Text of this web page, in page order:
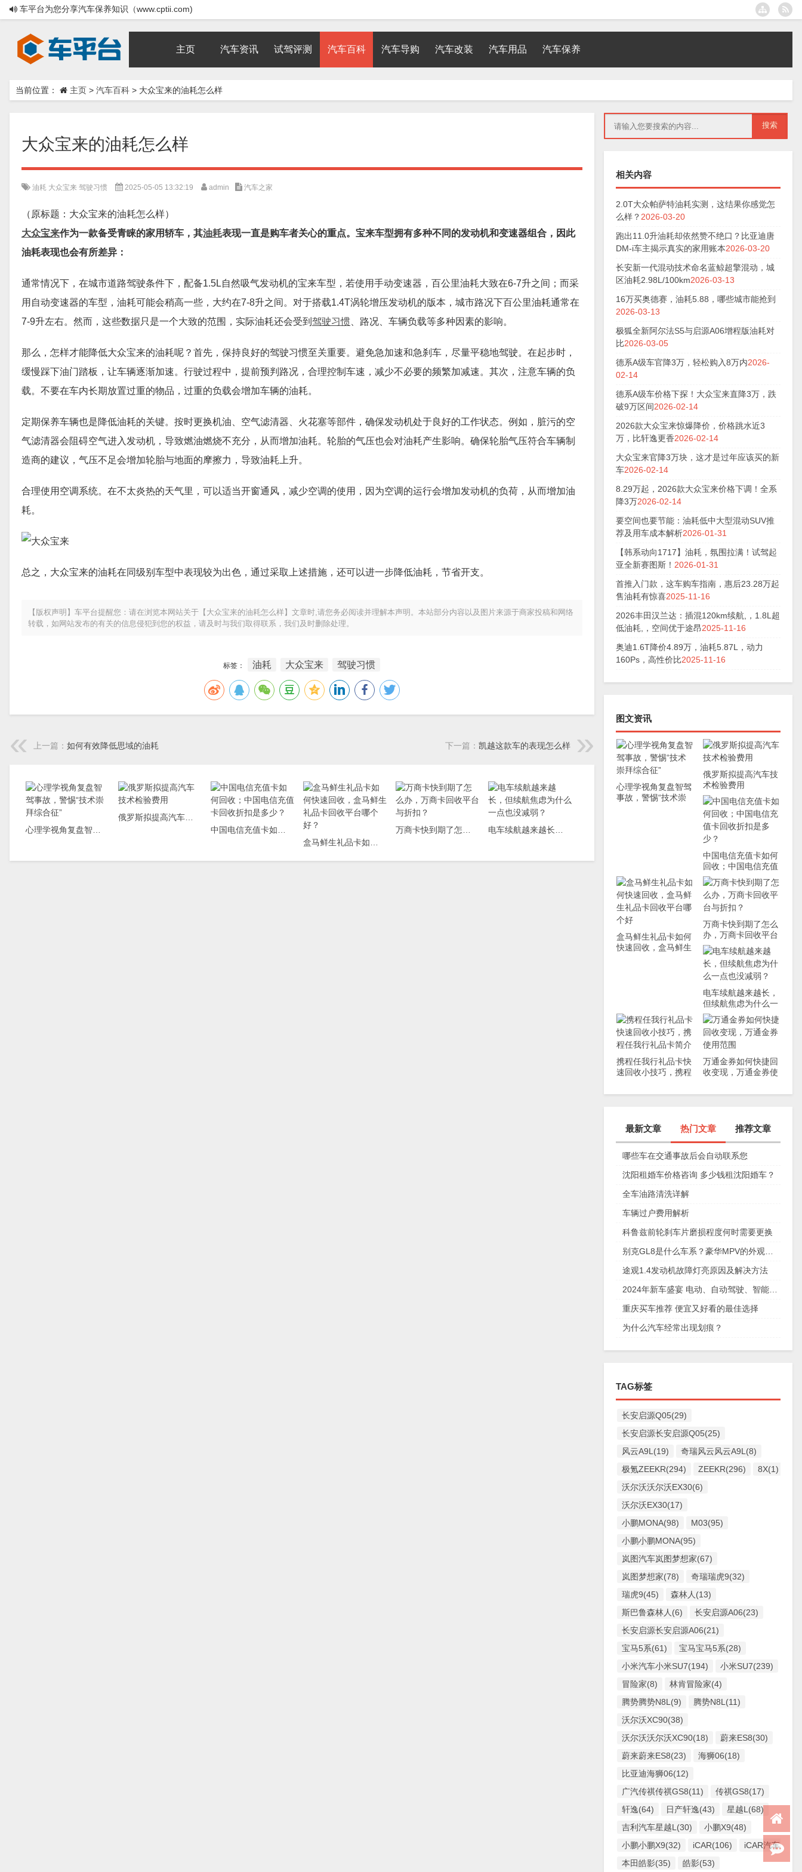
车平台为您分享汽车保养知识（www.cptii.com)
主页 汽车资讯 试驾评测 汽车百科 汽车导购 汽车改装 汽车用品 汽车保养
当前位置： 主页 > 汽车百科 > 大众宝来的油耗怎么样
大众宝来的油耗怎么样
油耗 大众宝来 驾驶习惯 2025-05-05 13:32:19 admin 汽车之家
（原标题：大众宝来的油耗怎么样）
大众宝来作为一款备受青睐的家用轿车，其油耗表现一直是购车者关心的重点。宝来车型拥有多种不同的发动机和变速器组合，因此
油耗表现也会有所差异：
通常情况下，在城市道路驾驶条件下，配备1.5L自然吸气发动机的宝来车型，若使用手动变速器，百公里油耗大致在6-7升之间；而采
用自动变速器的车型，油耗可能会稍高一些，大约在7-8升之间。对于搭载1.4T涡轮增压发动机的版本，城市路况下百公里油耗通常在
7-9升左右。然而，这些数据只是一个大致的范围，实际油耗还会受到 驾驶习惯 、路况、车辆负载等多种因素的影响。
那么，怎样才能降低大众宝来的油耗呢？首先，保持良好的驾驶习惯至关重要。避免急加速和急刹车，尽量平稳地驾驶。在起步时，
缓慢踩下油门踏板，让车辆逐渐加速。行驶过程中，提前预判路况，合理控制车速，减少不必要的频繁加减速。其次，注意车辆的负
载。不要在车内长期放置过重的物品，过重的负载会增加车辆的油耗。
定期保养车辆也是降低油耗的关键。按时更换机油、空气滤清器、火花塞等部件，确保发动机处于良好的工作状态。例如，脏污的空
气滤清器会阻碍空气进入发动机，导致燃油燃烧不充分，从而增加油耗。轮胎的气压也会对油耗产生影响。确保轮胎气压符合车辆制
造商的建议，气压不足会增加轮胎与地面的摩擦力，导致油耗上升。
合理使用空调系统。在不太炎热的天气里，可以适当开窗通风，减少空调的使用，因为空调的运行会增加发动机的负荷，从而增加油
耗。
总之，大众宝来的油耗在同级别车型中表现较为出色，通过采取上述措施，还可以进一步降低油耗，节省开支。
【版权声明】车平台提醒您：请在浏览本网站关于【大众宝来的油耗怎么样】文章时,请您务必阅读并理解本声明。本站部分内容以及图片来源于商家投稿和网络
转载，如网站发布的有关的信息侵犯到您的权益，请及时与我们取得联系，我们及时删除处理。
标签： 油耗 大众宝来 驾驶习惯
上一篇： 如何有效降低思域的油耗 下一篇： 凯越这款车的表现怎么样
相关内容
2.0T大众帕萨特油耗实测，这结果你感觉怎
么样？ 2026-03-20
跑出11.0升油耗却依然赞不绝口？比亚迪唐
DM-i车主揭示真实的家用账本2026-03-20
长安新一代混动技术命名蓝鲸超擎混动，城
区油耗2.98L/100km2026-03-13
16万买奥德赛，油耗5.88，哪些城市能抢到
2026-03-13
极狐全新阿尔法S5与启源A06增程版油耗对
比2026-03-05
德系A级车官降3万，轻松购入8万内2026-
02-14
德系A级车价格下探！大众宝来直降3万，跌
破9万区间2026-02-14
2026款大众宝来惊爆降价，价格跳水近3
万，比轩逸更香2026-02-14
大众宝来官降3万块，这才是过年应该买的新
车2026-02-14
8.29万起，2026款大众宝来价格下调！全系
降3万2026-02-14
要空间也要节能：油耗低中大型混动SUV推
荐及用车成本解析2026-01-31
【韩系动向1717】油耗，氛围拉满！试驾起
亚全新赛图斯！ 2026-01-31
首推入门款，这车购车指南，惠后23.28万起
售油耗有惊喜2025-11-16
2026丰田汉兰达：插混120km续航,，1.8L超
低油耗,，空间优于途昂2025-11-16
奥迪1.6T降价4.89万，油耗5.87L，动力
160Ps，高性价比2025-11-16
图文资讯
心理学视角复盘智驾
事故，警惕“技术崇
俄罗斯拟提高汽车技
术检验费用
中国电信充值卡如何
回收；中国电信充值
卡回收折扣是多少？
盒马鲜生礼品卡如何
快速回收，盒马鲜生
万商卡快到期了怎么
办，万商卡回收平台
与折扣？
电车续航越来越长，
但续航焦虑为什么一
点也没减弱？
携程任我行礼品卡快
速回收小技巧，携程
万通金券如何快捷回
收变现，万通金券使
最新文章 热门文章 推荐文章
哪些车在交通事故后会自动联系您
沈阳租婚车价格咨询 多少钱租沈阳婚车？
全车油路清洗详解
车辆过户费用解析
科鲁兹前轮刹车片磨损程度何时需要更换
途观1.4发动机故障灯亮原因及解决方法
重庆买车推荐 便宜又好看的最佳选择
为什么汽车经常出现划痕？
TAG标签
长安启源Q05(29)
长安启源长安启源Q05(25)
风云A9L(19)
奇瑞风云风云A9L(8)
极氪ZEEKR(294)
ZEEKR(296)
8X(1)
沃尔沃沃尔沃EX30(6)
沃尔沃EX30(17)
小鹏MONA(98)
M03(95)
小鹏小鹏MONA(95)
岚图汽车岚图梦想家(67)
岚图梦想家(78)
奇瑞瑞虎9(32)
瑞虎9(45)
森林人(13)
斯巴鲁森林人(6)
长安启源A06(23)
长安启源长安启源A06(21)
宝马5系(61)
宝马宝马5系(28)
小米汽车小米SU7(194)
小米SU7(239)
冒险家(8)
林肯冒险家(4)
腾势腾势N8L(9)
腾势N8L(11)
沃尔沃XC90(38)
沃尔沃沃尔沃XC90(18)
蔚来ES8(30)
蔚来蔚来ES8(23)
海狮06(18)
比亚迪海狮06(12)
广汽传祺传祺GS8(11)
传祺GS8(17)
轩逸(64)
日产轩逸(43)
星越L(68)
吉利汽车星越L(30)
小鹏X9(48)
小鹏小鹏X9(32)
iCAR(106)
iCAR汽车
本田皓影(35)
皓影(53)